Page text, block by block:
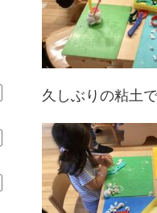
久しぶりの粘土